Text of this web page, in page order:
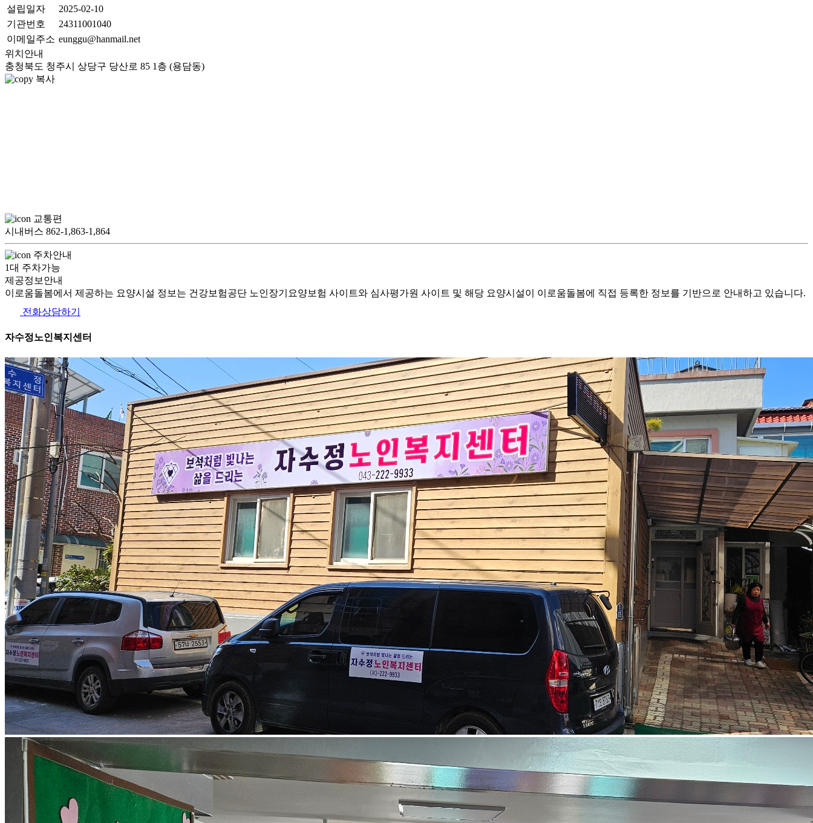
설립일자
2025-02-10
기관번호
24311001040
이메일주소 eunggu@hanmail.net
위치안내
충청북도 청주시 상당구 당산로 85 1층 (용담동)
복사
교통편
시내버스 862-1,863-1,864
주차안내
1대 주차가능
제공정보안내
이로움돌봄에서 제공하는 요양시설 정보는 건강보험공단 노인장기요양보험 사이트와 심사평가원 사이트 및 해당 요양시설이 이로움돌봄에 직접 등록한 정보를 기반으로 안내하고 있습니다.
전화상담하기
자수정노인복지센터